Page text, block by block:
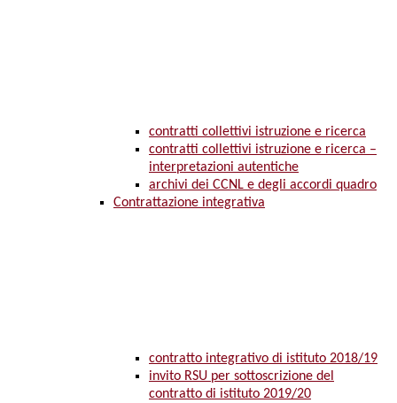
contratti collettivi istruzione e ricerca
contratti collettivi istruzione e ricerca –
interpretazioni autentiche
archivi dei CCNL e degli accordi quadro
Contrattazione integrativa
contratto integrativo di istituto 2018/19
invito RSU per sottoscrizione del
contratto di istituto 2019/20